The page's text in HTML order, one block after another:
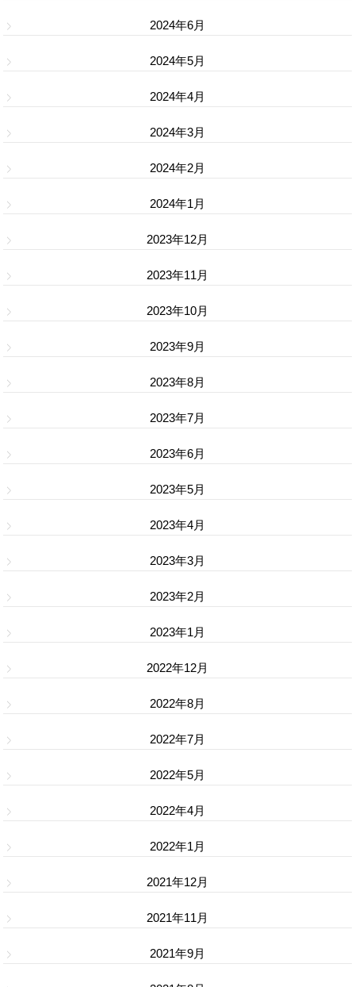
2024年6月
2024年5月
2024年4月
2024年3月
2024年2月
2024年1月
2023年12月
2023年11月
2023年10月
2023年9月
2023年8月
2023年7月
2023年6月
2023年5月
2023年4月
2023年3月
2023年2月
2023年1月
2022年12月
2022年8月
2022年7月
2022年5月
2022年4月
2022年1月
2021年12月
2021年11月
2021年9月